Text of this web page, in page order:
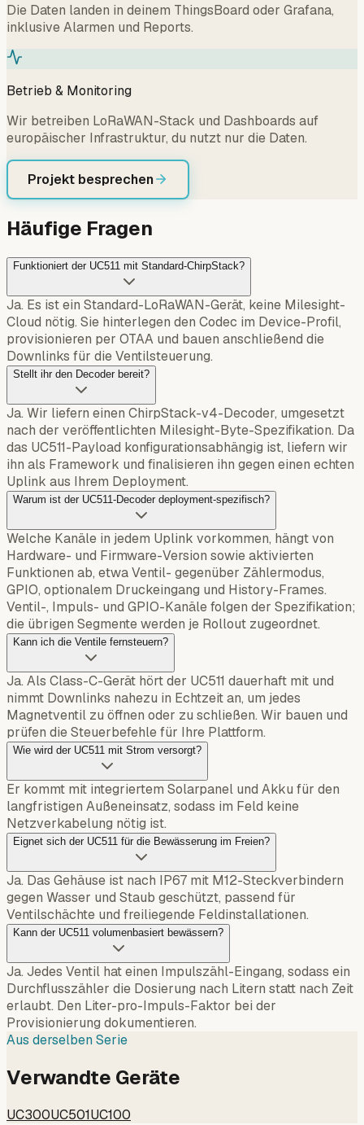
Die Daten landen in deinem ThingsBoard oder Grafana,
inklusive Alarmen und Reports.
Betrieb & Monitoring
Wir betreiben LoRaWAN-Stack und Dashboards auf
europäischer Infrastruktur, du nutzt nur die Daten.
Projekt besprechen
Häufige Fragen
Funktioniert der UC511 mit Standard-ChirpStack?
Ja. Es ist ein Standard-LoRaWAN-Gerät, keine Milesight-
Cloud nötig. Sie hinterlegen den Codec im Device-Profil,
provisionieren per OTAA und bauen anschließend die
Downlinks für die Ventilsteuerung.
Stellt ihr den Decoder bereit?
Ja. Wir liefern einen ChirpStack-v4-Decoder, umgesetzt
nach der veröffentlichten Milesight-Byte-Spezifikation. Da
das UC511-Payload konfigurationsabhängig ist, liefern wir
ihn als Framework und finalisieren ihn gegen einen echten
Uplink aus Ihrem Deployment.
Warum ist der UC511-Decoder deployment-spezifisch?
Welche Kanäle in jedem Uplink vorkommen, hängt von
Hardware- und Firmware-Version sowie aktivierten
Funktionen ab, etwa Ventil- gegenüber Zählermodus,
GPIO, optionalem Druckeingang und History-Frames.
Ventil-, Impuls- und GPIO-Kanäle folgen der Spezifikation;
die übrigen Segmente werden je Rollout zugeordnet.
Kann ich die Ventile fernsteuern?
Ja. Als Class-C-Gerät hört der UC511 dauerhaft mit und
nimmt Downlinks nahezu in Echtzeit an, um jedes
Magnetventil zu öffnen oder zu schließen. Wir bauen und
prüfen die Steuerbefehle für Ihre Plattform.
Wie wird der UC511 mit Strom versorgt?
Er kommt mit integriertem Solarpanel und Akku für den
langfristigen Außeneinsatz, sodass im Feld keine
Netzverkabelung nötig ist.
Eignet sich der UC511 für die Bewässerung im Freien?
Ja. Das Gehäuse ist nach IP67 mit M12-Steckverbindern
gegen Wasser und Staub geschützt, passend für
Ventilschächte und freiliegende Feldinstallationen.
Kann der UC511 volumenbasiert bewässern?
Ja. Jedes Ventil hat einen Impulszähl-Eingang, sodass ein
Durchflusszähler die Dosierung nach Litern statt nach Zeit
erlaubt. Den Liter-pro-Impuls-Faktor bei der
Provisionierung dokumentieren.
Aus derselben Serie
Verwandte Geräte
UC300UC501UC100